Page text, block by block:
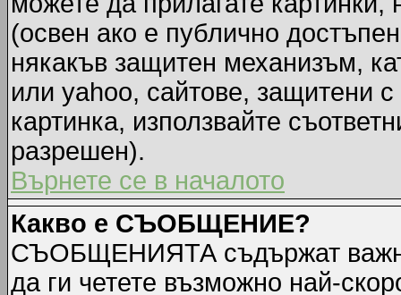
(освен ако е публично
някакъв защитен механизъм,
или yahoo, сайтове, защитени
картинка, използвайте
разрешен).
Върнете се в началото
Какво е СЪОБЩЕНИЕ?
СЪОБЩЕНИЯТА съдържат
да ги четете възможно най-